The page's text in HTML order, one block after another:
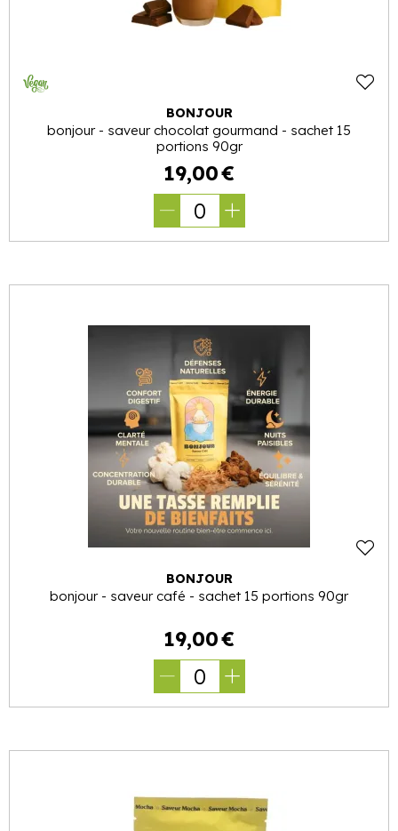
BONJOUR
bonjour - saveur chocolat gourmand - sachet 15
portions 90gr
19,00€
0
BONJOUR
bonjour - saveur café - sachet 15 portions 90gr
19,00€
0